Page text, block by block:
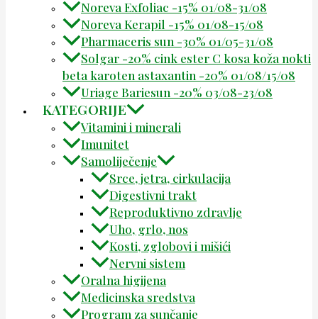
Noreva Exfoliac -15% 01/08-31/08
Noreva Kerapil -15% 01/08-15/08
Pharmaceris sun -30% 01/05-31/08
Solgar -20% cink ester C kosa koža nokti
beta karoten astaxantin -20% 01/08/15/08
Uriage Bariesun -20% 03/08-23/08
KATEGORIJE
Vitamini i minerali
Imunitet
Samoliječenje
Srce, jetra, cirkulacija
Digestivni trakt
Reproduktivno zdravlje
Uho, grlo, nos
Kosti, zglobovi i mišići
Nervni sistem
Oralna higijena
Medicinska sredstva
Program za sunčanje